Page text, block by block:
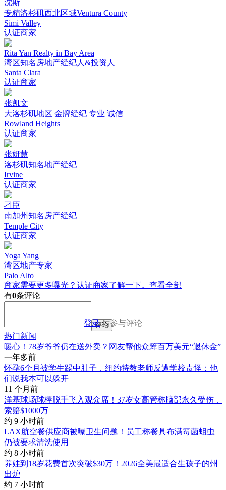
沈斯
专精洛杉矶西北区域Ventura County
Simi Valley
认证商家
Rita Yan Realty in Bay Area
湾区知名房地产经纪人&投资人
Santa Clara
认证商家
张凯文
大洛杉矶地区 金牌经纪 专业 诚信
Rowland Heights
认证商家
张妍慧
洛杉矶知名地产经纪
Irvine
认证商家
刁臣
南加州知名房产经纪
Temple City
认证商家
Yoga Yang
湾区地产专家
Palo Alto
商家需要更多曝光？认证商家了解一下。 查看全部
有0条评论
登录后参与评论
评论
热门新闻
暖心！78岁爷爷仍在送外卖？网友帮他众筹百万美元“退休金”
一年多前
怀孕6个月被学生踢中肚子，纽约特教老师反遭学校责怪：他
们说我本可以躲开
11 个月前
洋基球场球棒脱手飞入观众席！37岁女高管称脑部永久受伤，
索赔$1000万
约 9 小时前
LAX航空餐供应商被曝卫生问题！员工称餐具布满霉菌蛆虫
仍被要求清洗使用
约 8 小时前
养娃到18岁花费首次突破$30万！2026全美最适合生孩子的州
出炉
约 7 小时前